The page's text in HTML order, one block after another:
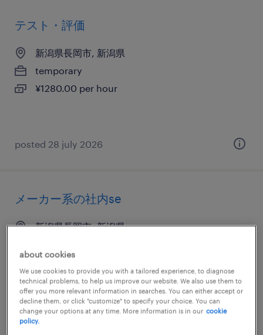
テスト・評価
新潟県長岡市, 新潟県
temporary
¥1280.00 per hour
posted 28 july 2026
メーカー系の社内se
新潟県長岡市, 新潟県
¥2100.00 per hour
posted 13 july 2026
about cookies
We use cookies to provide you with a tailored experience, to diagnose
technical problems, to help us improve our website. We also use them to
offer you more relevant information in searches. You can either accept or
decline them, or click "customize" to specify your choice. You can
change your options at any time. More information is in our cookie
policy.